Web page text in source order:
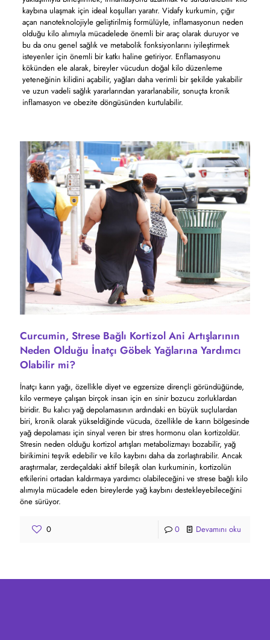
kaybına ulaşmak için ideal koşulları yaratır. Vidafy kurkumin, çığır
açan nanoteknolojiyle geliştirilmiş formülüyle, inflamasyonun neden
olduğu kilo alımıyla mücadelede önemli bir araç olarak duruyor ve
bu da onu genel sağlık ve metabolik fonksiyonlarını iyileştirmek
isteyenler için önemli bir katkı haline getiriyor. Enflamasyonu
kökünden ele alarak, bireyler vücudun doğal kilo düzenleme
yeteneğinin kilidini açabilir, yağları daha verimli bir şekilde yakabilir
ve uzun vadeli sağlık yararlarından yararlanabilir, sonuçta kronik
inflamasyon ve obezite döngüsünden kurtulabilir.
Curcumin, Strese Bağlı Kortizol Ani Artışlarının
Neden Olduğu İnatçı Göbek Yağlarına Yardımcı
Olabilir mi?
İnatçı karın yağı, özellikle diyet ve egzersize dirençli göründüğünde,
kilo vermeye çalışan birçok insan için en sinir bozucu zorluklardan
biridir. Bu kalıcı yağ depolamasının ardındaki en büyük suçlulardan
biri, kronik olarak yükseldiğinde vücuda, özellikle de karın bölgesinde
yağ depolaması için sinyal veren bir stres hormonu olan kortizoldür.
Stresin neden olduğu kortizol artışları metabolizmayı bozabilir, yağ
birikimini teşvik edebilir ve kilo kaybını daha da zorlaştırabilir. Ancak
araştırmalar, zerdeçaldaki aktif bileşik olan kurkuminin, kortizolün
etkilerini ortadan kaldırmaya yardımcı olabileceğini ve strese bağlı kilo
alımıyla mücadele eden bireylerde yağ kaybını destekleyebileceğini
öne sürüyor.
0 0 Devamını oku